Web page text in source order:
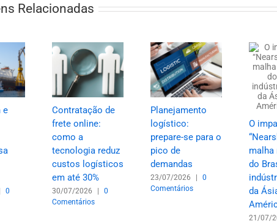
Relacionadas
e
0
Contratação de
frete online:
como a
tecnologia reduz
custos logísticos
em até 30%
30/07/2026 |
0
Comentários
Planejamento
logístico:
prepare-se para o
pico de
demandas
23/07/2026 |
0
Comentários
O
malha
do
da
21/07/